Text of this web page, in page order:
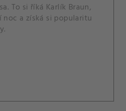
To si říká Karlík Braun,
a získá si popularitu